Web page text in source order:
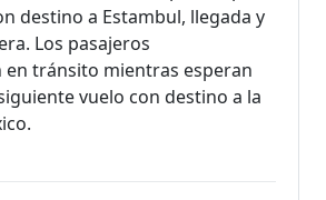
destino a Estambul, llegada y
Los pasajeros
en tránsito mientras esperan
vuelo con destino a la